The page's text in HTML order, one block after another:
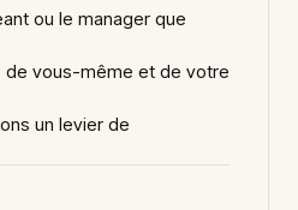
ou le manager que
de vous-même et de votre
un levier de